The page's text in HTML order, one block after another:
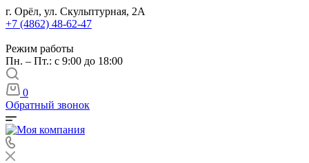
г. Орёл, ул. Скульптурная, 2А
+7 (4862) 48-62-47
Режим работы
Пн. – Пт.: с 9:00 до 18:00
0
Обратный звонок